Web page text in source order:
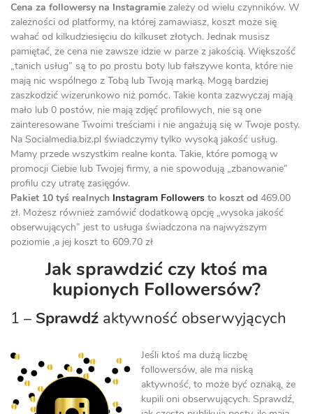
Cena za followersy na Instagramie zależy od wielu czynników. W
zależności od platformy, na której zamawiasz, koszt może się
wahać od kilkudziesięciu do kilkuset złotych. Jednak musisz
pamiętać, że cena nie zawsze idzie w parze z jakością. Większość
„tanich usług” są to po prostu boty lub fałszywe konta, które nie
mają nic wspólnego z Tobą lub Twoją marką. Mogą bardziej
zaszkodzić wizerunkowo niż pomóc. Takie konta zazwyczaj mają
mało lub 0 postów, nie mają zdjęć profilowych, nie są one
zainteresowane Twoimi treściami i nie angażują się w Twoje posty.
Na Socialmedia.biz.pl świadczymy tylko wysoką jakość usług.
Mamy przede wszystkim realne konta. Takie, które pomogą w
promocji Ciebie lub Twojej firmy, a nie spowodują „zbanowanie”
profilu czy utratę zasięgów.
Pakiet 10 tyś realnych Instagram Followers to koszt od 469.00
zł. Możesz również zamówić dodatkową opcję „wysoka jakość
obserwujących” jest to usługa świadczona na najwyższym
poziomie ,a jej koszt to 609.70 zł
Jak sprawdzić czy ktoś ma
kupionych Followersów?
1 – Sprawdź aktywność obserwyjących
Jeśli ktoś ma dużą liczbę
followersów, ale ma niską
aktywność, to może być oznaką, że
kupili oni obserwujących. Sprawdź,